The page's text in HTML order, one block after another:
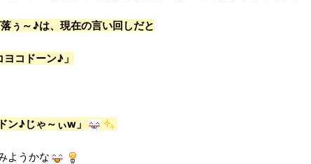
ぅ～♪は、現在の言い回しだと
コドーン♪」
ン♪じゃ～ぃw」
ようかな